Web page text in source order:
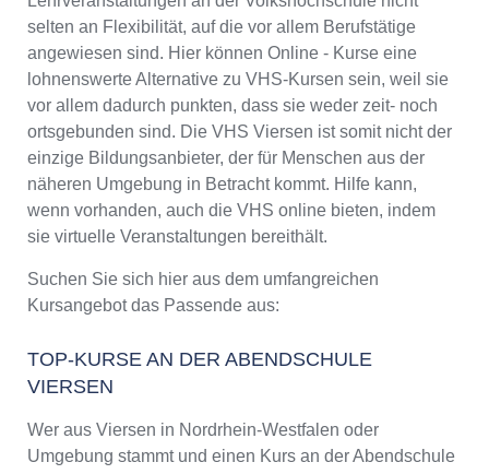
selten an Flexibilität, auf die vor allem Berufstätige
angewiesen sind. Hier können Online - Kurse eine
lohnenswerte Alternative zu VHS-Kursen sein, weil sie
vor allem dadurch punkten, dass sie weder zeit- noch
ortsgebunden sind. Die VHS Viersen ist somit nicht der
einzige Bildungsanbieter, der für Menschen aus der
näheren Umgebung in Betracht kommt. Hilfe kann,
wenn vorhanden, auch die VHS online bieten, indem
sie virtuelle Veranstaltungen bereithält.
Suchen Sie sich hier aus dem umfangreichen
Kursangebot das Passende aus:
TOP-KURSE AN DER ABENDSCHULE
VIERSEN
Wer aus Viersen in Nordrhein-Westfalen oder
Umgebung stammt und einen Kurs an der Abendschule